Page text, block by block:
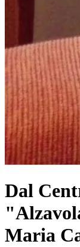
Dal
Maria